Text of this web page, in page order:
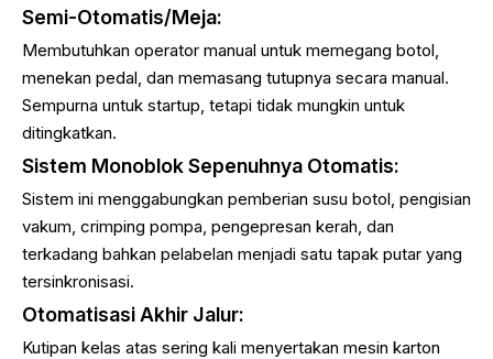
Semi-Otomatis/Meja:
Membutuhkan operator manual untuk memegang botol,
menekan pedal, dan memasang tutupnya secara manual.
Sempurna untuk startup, tetapi tidak mungkin untuk
ditingkatkan.
Sistem Monoblok Sepenuhnya Otomatis:
Sistem ini menggabungkan pemberian susu botol, pengisian
vakum, crimping pompa, pengepresan kerah, dan
terkadang bahkan pelabelan menjadi satu tapak putar yang
tersinkronisasi.
Otomatisasi Akhir Jalur:
Kutipan kelas atas sering kali menyertakan mesin karton